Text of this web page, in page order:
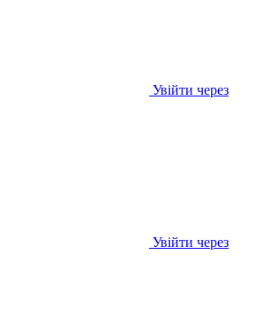
Увійти через
Увійти через